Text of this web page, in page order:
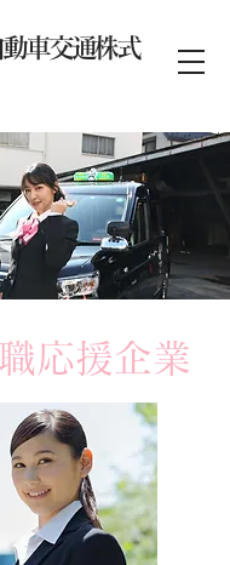
車交通株式
応援企業